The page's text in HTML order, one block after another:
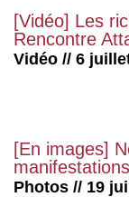
[Vidéo] Les
Rencontre
Vidéo // 6
[En images]
Photos // 19